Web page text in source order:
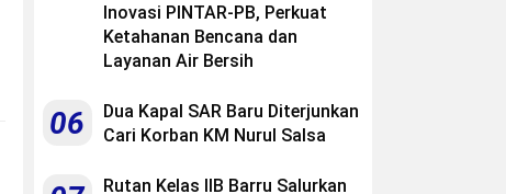
Inovasi PINTAR-PB, Perkuat
Ketahanan Bencana dan
Layanan Air Bersih
06
Dua Kapal SAR Baru Diterjunkan
Cari Korban KM Nurul Salsa
Rutan Kelas IIB Barru Salurkan